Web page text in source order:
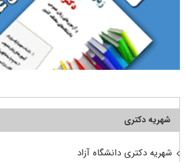
شهریه دکتری
شهریه دکتری دانشگاه آزاد